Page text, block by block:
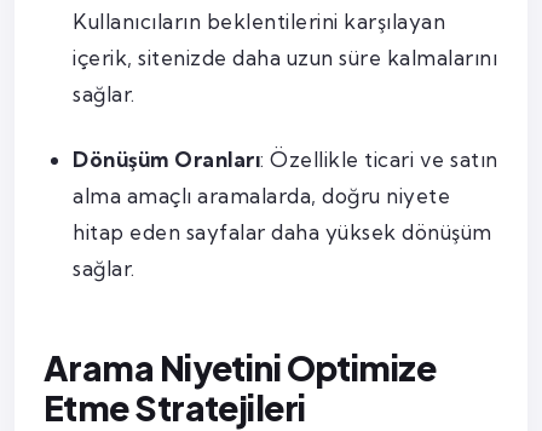
Kullanıcıların beklentilerini karşılayan
içerik, sitenizde daha uzun süre kalmalarını
sağlar.
Dönüşüm Oranları: Özellikle ticari ve satın
alma amaçlı aramalarda, doğru niyete
hitap eden sayfalar daha yüksek dönüşüm
sağlar.
Arama Niyetini Optimize
Etme Stratejileri